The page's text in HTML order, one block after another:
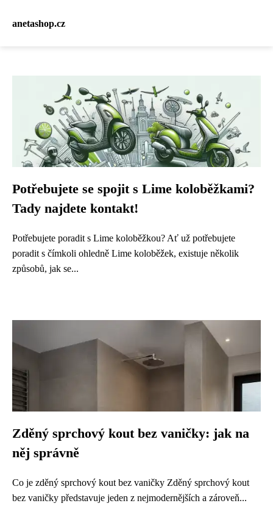
anetashop.cz
Potřebujete se spojit s Lime koloběžkami?
Tady najdete kontakt!
Potřebujete poradit s Lime koloběžkou? Ať už potřebujete
poradit s čímkoli ohledně Lime koloběžek, existuje několik
způsobů, jak se...
Zděný sprchový kout bez vaničky: jak na
něj správně
Co je zděný sprchový kout bez vaničky Zděný sprchový kout
bez vaničky představuje jeden z nejmodernějších a zároveň...